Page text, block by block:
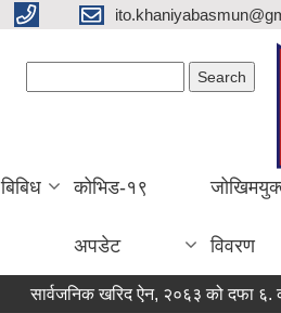
बिबिध कोभिड-१९
अपडेट विवरण
सार्वजनिक खरिद ऐन, २०६३ को दफा ६. क.